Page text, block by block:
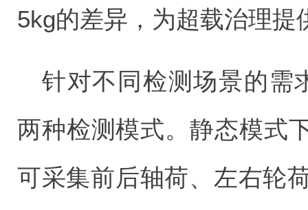
5kg的差异，为超载治理提
针对不同检测场景的需
两种检测模式。静态模式
可采集前后轴荷、左右轮